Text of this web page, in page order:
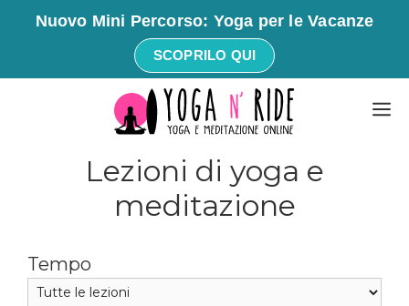
Nuovo Mini Percorso: Yoga per le Vacanze
SCOPRILO QUI
Lezioni di yoga e
meditazione
Tempo